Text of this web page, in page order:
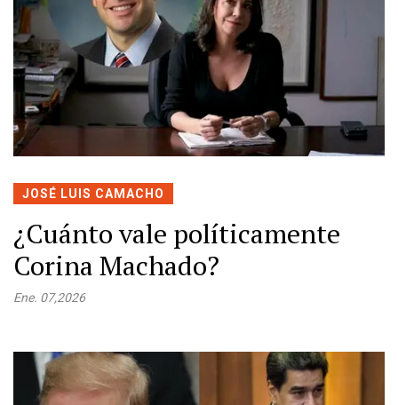
JOSÉ LUIS CAMACHO
¿Cuánto vale políticamente
Corina Machado?
Ene. 07,2026